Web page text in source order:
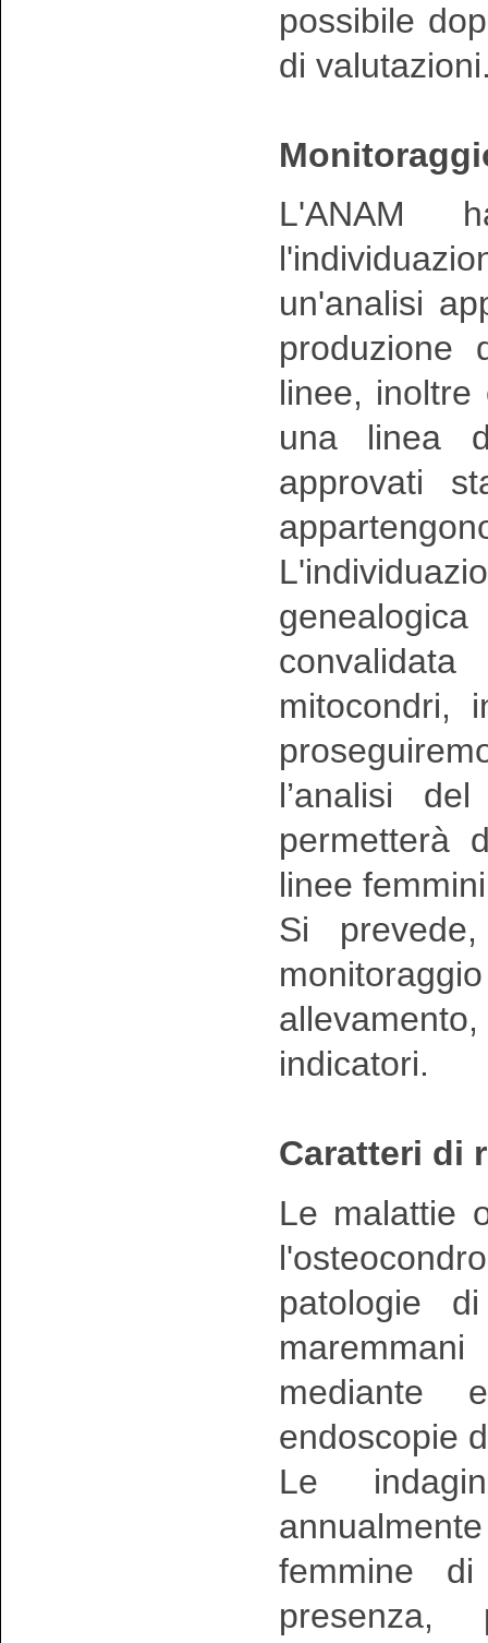
possibile
di
L'ANAM
un'analisi
produzione
linee,
una linea
approvati
mitocondri,
l’analisi
permetterà
linee
Si
indicatori.
Caratteri di
Le malattie
patologie
mediante
endoscopie
Le
femmine
presenza,